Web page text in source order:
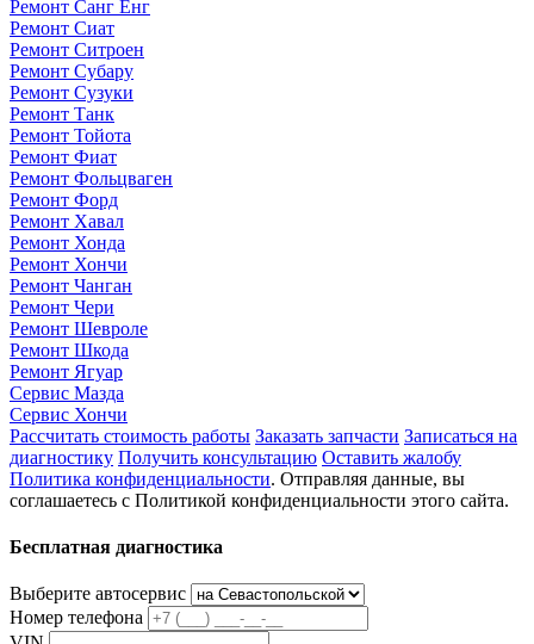
Ремонт Санг Енг
Ремонт Сиат
Ремонт Ситроен
Ремонт Субару
Ремонт Сузуки
Ремонт Танк
Ремонт Тойота
Ремонт Фиат
Ремонт Фольцваген
Ремонт Форд
Ремонт Хавал
Ремонт Хонда
Ремонт Хончи
Ремонт Чанган
Ремонт Чери
Ремонт Шевроле
Ремонт Шкода
Ремонт Ягуар
Сервис Мазда
Сервис Хончи
Рассчитать стоимость работы Заказать запчасти Записаться на
диагностику Получить консультацию Оставить жалобу
Политика конфиденциальности. Отправляя данные, вы
соглашаетесь с Политикой конфиденциальности этого сайта.
Бесплатная диагностика
Выберите автосервис
Номер телефона